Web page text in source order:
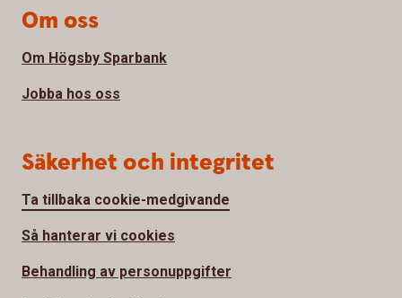
Om oss
Om Högsby Sparbank
Jobba hos oss
Säkerhet och integritet
Ta tillbaka cookie-medgivande
Så hanterar vi cookies
Behandling av personuppgifter